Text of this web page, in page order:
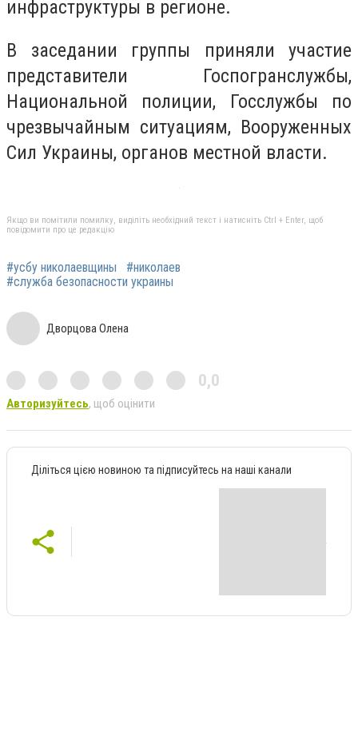
инфраструктуры в регионе.
В заседании группы приняли участие
представители Госпогранслужбы,
Национальной полиции, Госслужбы по
чрезвычайным ситуациям, Вооруженных
Сил Украины, органов местной власти.
Якщо ви помітили помилку, виділіть необхідний текст і натисніть Ctrl + Enter, щоб
повідомити про це редакцію
#усбу николаевщины
#николаев
#служба безопасности украины
Дворцова Олена
0,0
Авторизуйтесь, щоб оцінити
Діліться цією новиною та підписуйтесь на наші канали